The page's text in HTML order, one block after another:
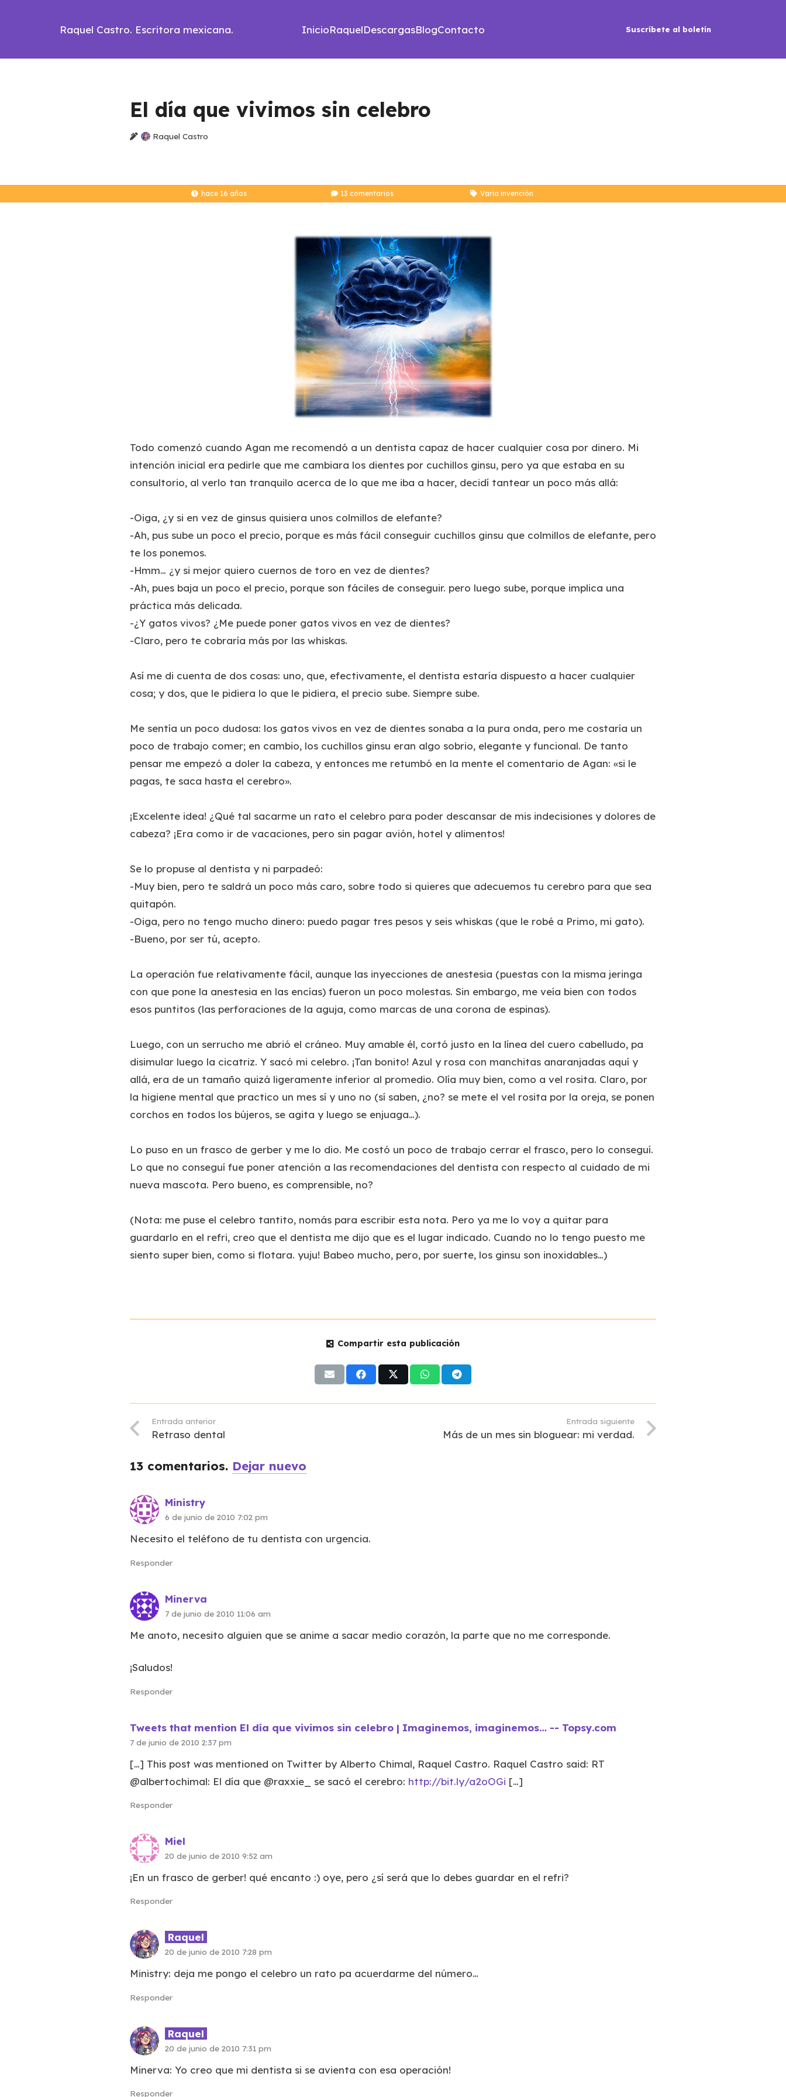
Raquel Castro. Escritora mexicana. InicioRaquelDescargasBlogContacto Suscríbete al boletín
El día que vivimos sin celebro
Raquel Castro
hace 16 años 13comentarios Varia invención
Todo comenzó cuando Agan me recomendó a un dentista capaz de hacer cualquier cosa por dinero. Mi
intención inicial era pedirle que me cambiara los dientes por cuchillos ginsu, pero ya que estaba en su
consultorio, al verlo tan tranquilo acerca de lo que me iba a hacer, decidí tantear un poco más allá:
-Oiga, ¿y si en vez de ginsus quisiera unos colmillos de elefante?
-Ah, pus sube un poco el precio, porque es más fácil conseguir cuchillos ginsu que colmillos de elefante, pero
te los ponemos.
-Hmm… ¿y si mejor quiero cuernos de toro en vez de dientes?
-Ah, pues baja un poco el precio, porque son fáciles de conseguir. pero luego sube, porque implica una
práctica más delicada.
-¿Y gatos vivos? ¿Me puede poner gatos vivos en vez de dientes?
-Claro, pero te cobraría más por las whiskas.
Así me di cuenta de dos cosas: uno, que, efectivamente, el dentista estaría dispuesto a hacer cualquier
cosa; y dos, que le pidiera lo que le pidiera, el precio sube. Siempre sube.
Me sentía un poco dudosa: los gatos vivos en vez de dientes sonaba a la pura onda, pero me costaría un
poco de trabajo comer; en cambio, los cuchillos ginsu eran algo sobrio, elegante y funcional. De tanto
pensar me empezó a doler la cabeza, y entonces me retumbó en la mente el comentario de Agan: «si le
pagas, te saca hasta el cerebro».
¡Excelente idea! ¿Qué tal sacarme un rato el celebro para poder descansar de mis indecisiones y dolores de
cabeza? ¡Era como ir de vacaciones, pero sin pagar avión, hotel y alimentos!
Se lo propuse al dentista y ni parpadeó:
-Muy bien, pero te saldrá un poco más caro, sobre todo si quieres que adecuemos tu cerebro para que sea
quitapón.
-Oiga, pero no tengo mucho dinero: puedo pagar tres pesos y seis whiskas (que le robé a Primo, mi gato).
-Bueno, por ser tú, acepto.
La operación fue relativamente fácil, aunque las inyecciones de anestesia (puestas con la misma jeringa
con que pone la anestesia en las encías) fueron un poco molestas. Sin embargo, me veía bien con todos
esos puntitos (las perforaciones de la aguja, como marcas de una corona de espinas).
Luego, con un serrucho me abrió el cráneo. Muy amable él, cortó justo en la línea del cuero cabelludo, pa
disimular luego la cicatriz. Y sacó mi celebro. ¡Tan bonito! Azul y rosa con manchitas anaranjadas aquí y
allá, era de un tamaño quizá ligeramente inferior al promedio. Olía muy bien, como a vel rosita. Claro, por
la higiene mental que practico un mes sí y uno no (sí saben, ¿no? se mete el vel rosita por la oreja, se ponen
corchos en todos los bújeros, se agita y luego se enjuaga…).
Lo puso en un frasco de gerber y me lo dio. Me costó un poco de trabajo cerrar el frasco, pero lo conseguí.
Lo que no conseguí fue poner atención a las recomendaciones del dentista con respecto al cuidado de mi
nueva mascota. Pero bueno, es comprensible, no?
(Nota: me puse el celebro tantito, nomás para escribir esta nota. Pero ya me lo voy a quitar para
guardarlo en el refri, creo que el dentista me dijo que es el lugar indicado. Cuando no lo tengo puesto me
siento super bien, como si flotara. yuju! Babeo mucho, pero, por suerte, los ginsu son inoxidables…)
Compartir esta publicación
Entrada anterior
Retraso dental
Entrada siguiente
Más de un mes sin bloguear: mi verdad.
13 comentarios. Dejar nuevo
Ministry
6 de junio de 2010 7:02 pm
Necesito el teléfono de tu dentista con urgencia.
Responder
Minerva
7 de junio de 2010 11:06 am
Me anoto, necesito alguien que se anime a sacar medio corazón, la parte que no me corresponde.
¡Saludos!
Responder
Tweets that mention El día que vivimos sin celebro | Imaginemos, imaginemos… -- Topsy.com
7 de junio de 2010 2:37 pm
[…] This post was mentioned on Twitter by Alberto Chimal, Raquel Castro. Raquel Castro said: RT
@albertochimal: El día que @raxxie_ se sacó el cerebro: http://bit.ly/a2oOGi […]
Responder
Miel
20 de junio de 2010 9:52 am
¡En un frasco de gerber! qué encanto :) oye, pero ¿sí será que lo debes guardar en el refri?
Responder
Raquel
20 de junio de 2010 7:28 pm
Ministry: deja me pongo el celebro un rato pa acuerdarme del número…
Responder
Raquel
20 de junio de 2010 7:31 pm
Minerva: Yo creo que mi dentista si se avienta con esa operación!
Responder